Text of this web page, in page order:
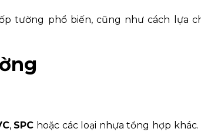
tường phổ biến, cũng như cách lựa
, SPC hoặc các loại nhựa tổng hợp